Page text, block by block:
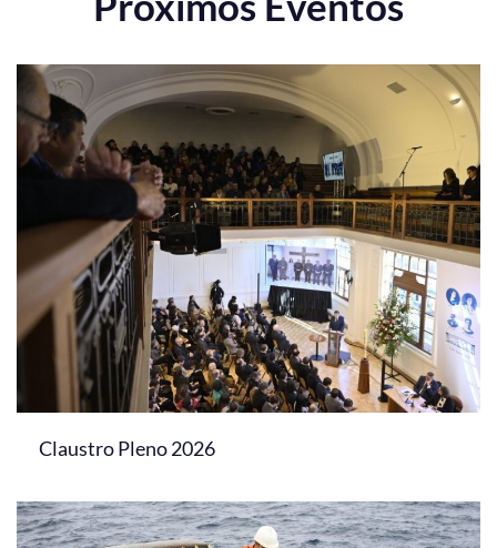
Claustro Pleno 2026